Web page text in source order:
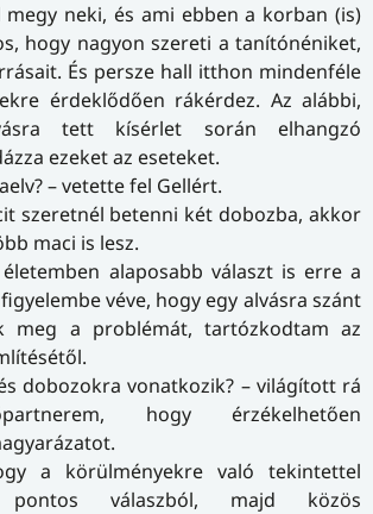
neki, és ami ebben a korban (is)
hogy nagyon szereti a tanítónéniket,
És persze hall itthon mindenféle
érdeklődően rákérdez. Az alábbi,
tett kísérlet során elhangzó
ezeket az eseteket.
– vetette fel Gellért.
szeretnél betenni két dobozba, akkor
maci is lesz.
alaposabb választ is erre a
véve, hogy egy alvásra szánt
meg a problémát, tartózkodtam az
dobozokra vonatkozik? – világított rá
hogy érzékelhetően
a körülményekre való tekintettel
válaszból, majd közös